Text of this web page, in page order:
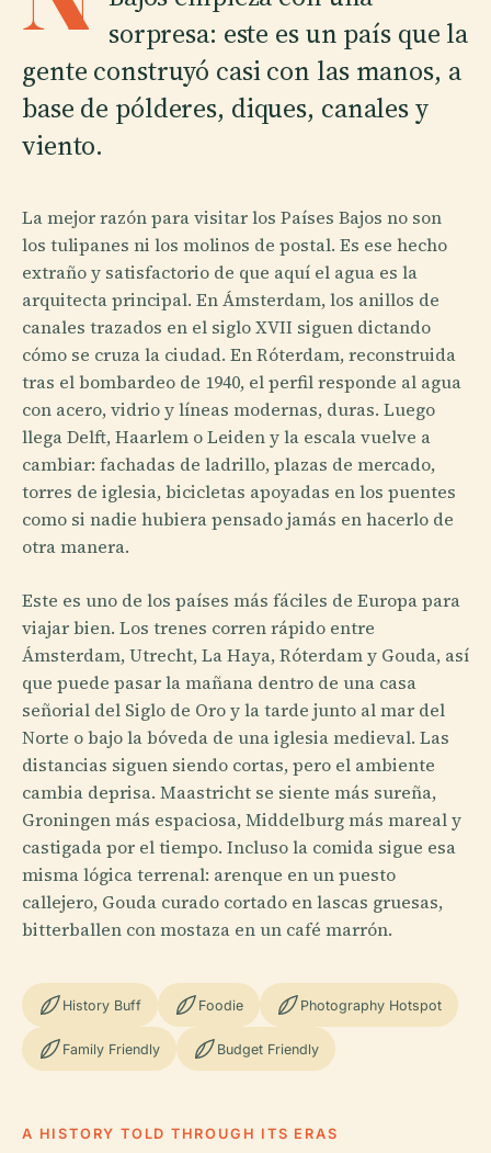
sorpresa: este es un país que la
gente construyó casi con las manos, a
base de pólderes, diques, canales y
viento.
La mejor razón para visitar los Países Bajos no son
los tulipanes ni los molinos de postal. Es ese hecho
extraño y satisfactorio de que aquí el agua es la
arquitecta principal. En Ámsterdam, los anillos de
canales trazados en el siglo XVII siguen dictando
cómo se cruza la ciudad. En Róterdam, reconstruida
tras el bombardeo de 1940, el perfil responde al agua
con acero, vidrio y líneas modernas, duras. Luego
llega Delft, Haarlem o Leiden y la escala vuelve a
cambiar: fachadas de ladrillo, plazas de mercado,
torres de iglesia, bicicletas apoyadas en los puentes
como si nadie hubiera pensado jamás en hacerlo de
otra manera.
Este es uno de los países más fáciles de Europa para
viajar bien. Los trenes corren rápido entre
Ámsterdam, Utrecht, La Haya, Róterdam y Gouda, así
que puede pasar la mañana dentro de una casa
señorial del Siglo de Oro y la tarde junto al mar del
Norte o bajo la bóveda de una iglesia medieval. Las
distancias siguen siendo cortas, pero el ambiente
cambia deprisa. Maastricht se siente más sureña,
Groningen más espaciosa, Middelburg más mareal y
castigada por el tiempo. Incluso la comida sigue esa
misma lógica terrenal: arenque en un puesto
callejero, Gouda curado cortado en lascas gruesas,
bitterballen con mostaza en un café marrón.
History Buff Foodie Photography Hotspot
Family Friendly Budget Friendly
A HISTORY TOLD THROUGH ITS ERAS